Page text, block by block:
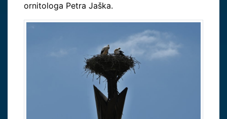
ornitologa Petra Jaška.